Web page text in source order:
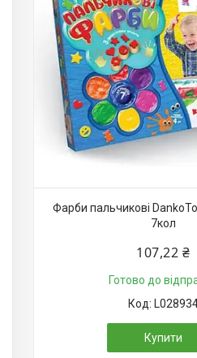
Фарби пальчикові
7кол
107,22 ₴
Готово до
Купити